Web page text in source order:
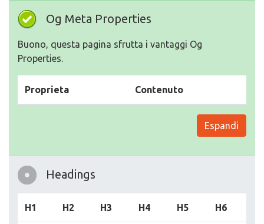
Og Meta Properties
Buono, questa pagina sfrutta i vantaggi Og
Properties.
Proprieta Contenuto
Espandi
Headings
H1 H2 H3 H4 H5 H6